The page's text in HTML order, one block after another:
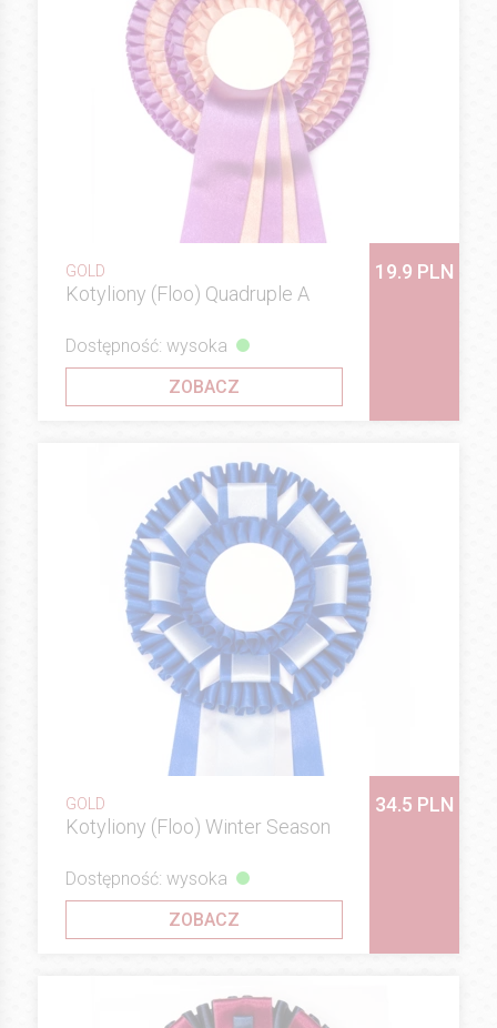
GOLD
Kotyliony (Floo) Quadruple A
19.9 PLN
Dostępność: wysoka
ZOBACZ
GOLD
Kotyliony (Floo) Winter Season
34.5 PLN
Dostępność: wysoka
ZOBACZ